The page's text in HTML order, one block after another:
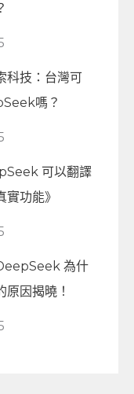
科技：台灣可
嗎？
可以翻譯
實功能》
為什
原因揭曉！